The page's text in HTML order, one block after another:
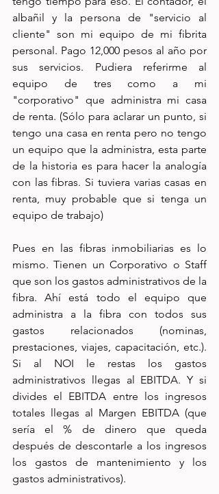
albañil y la persona de "servicio al
cliente" son mi equipo de mi fibrita
personal. Pago 12,000 pesos al año por
sus servicios. Pudiera referirme al
equipo de tres como a mi
"corporativo" que administra mi casa
de renta. (Sólo para aclarar un punto, si
tengo una casa en renta pero no tengo
un equipo que la administra, esta parte
de la historia es para hacer la analogía
con las fibras. Si tuviera varias casas en
renta, muy probable que si tenga un
equipo de trabajo)
Pues en las fibras inmobiliarias es lo
mismo. Tienen un Corporativo o Staff
que son los gastos administrativos de la
fibra. Ahí está todo el equipo que
administra a la fibra con todos sus
gastos relacionados (nominas,
prestaciones, viajes, capacitación, etc.).
Si al NOI le restas los gastos
administrativos llegas al EBITDA. Y si
divides el EBITDA entre los ingresos
totales llegas al Margen EBITDA (que
sería el % de dinero que queda
después de descontarle a los ingresos
los gastos de mantenimiento y los
gastos administrativos).